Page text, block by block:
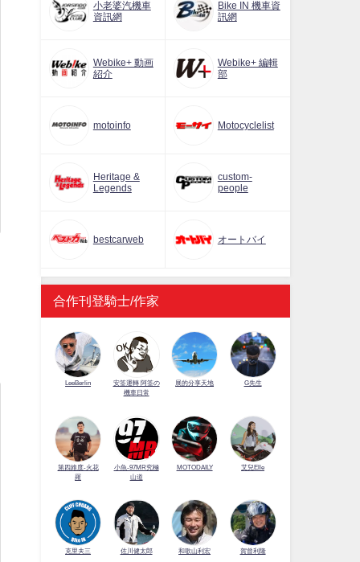
小老婆汽機車
資訊網
Bike IN 機車資
訊網
Webike+ 動画
紹介
Webike+ 編輯
部
motoinfo Motocyclelist
Heritage &
Legends
custom-
people
bestcarweb オートバイ
合作刊登騎士/作家
LeeBerlin
安筌運轉 阿筌の
機車日常
展的分享天地 G先生
第四維度-火花
羅
小魚-97MR究極
山道
MOTODAILY 艾兒Elle
克里夫三 佐川健太郎 和歌山利宏 賀曾利隆